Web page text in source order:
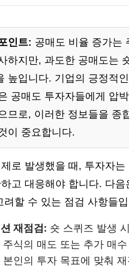
인트: 공매도 비율 증가는
하지만, 과도한 공매도는
높입니다. 기업의 긍정적
공매도 투자자들에게 압
므로, 이러한 정보들을 종
이 중요합니다.
로 발생했을 때, 투자자는
고 대응해야 합니다. 다음
려할 수 있는 점검 사항들
재점검: 숏 스퀴즈 발생
주식의 매도 또는 추가 매
인의 투자 목표에 맞춰